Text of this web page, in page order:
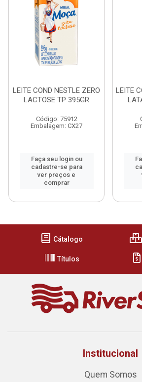
LEITE COND NESTLE ZERO
LACTOSE TP 395GR
Código: 75912
Embalagem: CX27
Faça seu login ou
cadastre-se para
ver preços e
comprar
LEITE
Cátalogo
Títulos
Institucional
Quem Somos